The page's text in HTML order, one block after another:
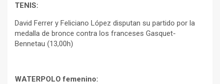
TENIS:
David Ferrer y Feliciano López disputan su partido por la
medalla de bronce contra los franceses Gasquet-
Bennetau (13,00h)
WATERPOLO femenino: